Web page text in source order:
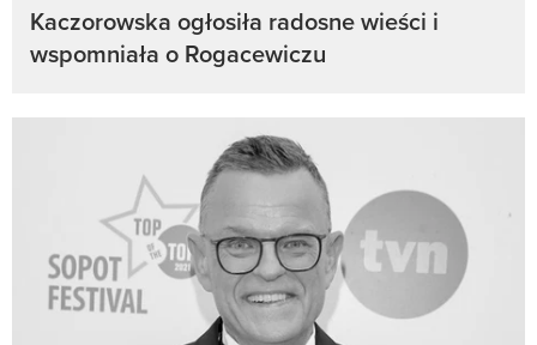
Kaczorowska ogłosiła radosne wieści i
wspomniała o Rogacewiczu